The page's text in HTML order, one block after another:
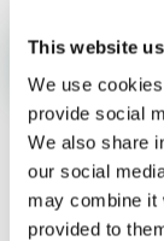
This website
We use
provide social
We also share
our social
may combine it
provided to